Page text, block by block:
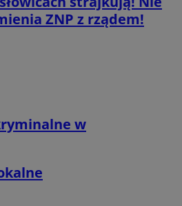
ZNP z rządem!
w